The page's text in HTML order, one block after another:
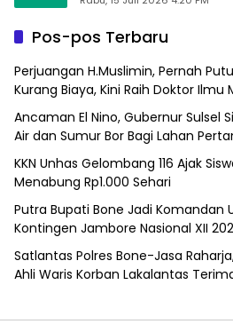
Pos-pos Terbaru
Perjuangan H.Muslimin, Pernah
Kurang Biaya, Kini Raih Doktor Ilmu
Ancaman El Nino, Gubernur Sulsel
Air dan Sumur Bor Bagi Lahan
KKN Unhas Gelombang 116 Ajak
Menabung Rp1.000 Sehari
Putra Bupati Bone Jadi Komandan
Kontingen Jambore Nasional XII
Satlantas Polres Bone-Jasa
Ahli Waris Korban Lakalantas